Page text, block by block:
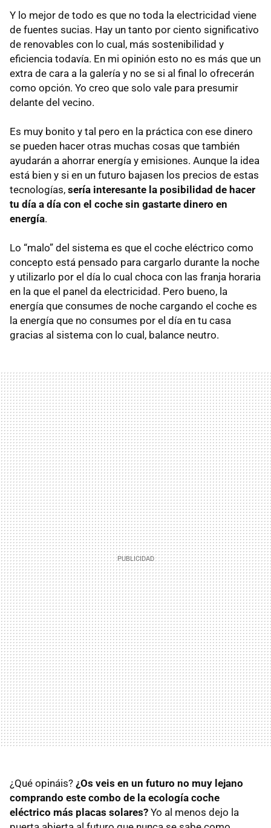
Y lo mejor de todo es que no toda la electricidad viene
de fuentes sucias. Hay un tanto por ciento significativo
de renovables con lo cual, más sostenibilidad y
eficiencia todavía. En mi opinión esto no es más que un
extra de cara a la galería y no se si al final lo ofrecerán
como opción. Yo creo que solo vale para presumir
delante del vecino.
Es muy bonito y tal pero en la práctica con ese dinero
se pueden hacer otras muchas cosas que también
ayudarán a ahorrar energía y emisiones. Aunque la idea
está bien y si en un futuro bajasen los precios de estas
tecnologías, sería interesante la posibilidad de hacer
tu día a día con el coche sin gastarte dinero en
energía.
Lo “malo” del sistema es que el coche eléctrico como
concepto está pensado para cargarlo durante la noche
y utilizarlo por el día lo cual choca con las franja horaria
en la que el panel da electricidad. Pero bueno, la
energía que consumes de noche cargando el coche es
la energía que no consumes por el día en tu casa
gracias al sistema con lo cual, balance neutro.
¿Qué opináis? ¿Os veis en un futuro no muy lejano
comprando este combo de la ecología coche
eléctrico más placas solares? Yo al menos dejo la